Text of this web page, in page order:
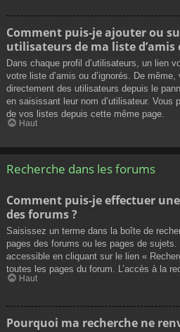
Comment puis-je ajouter ou
utilisateurs de ma liste d’amis
Dans chaque profil d’utilisateurs, un lien
votre liste d’amis ou d’ignorés. De
directement des utilisateurs depuis le
en saisissant leur nom d’utilisateur. Vous
de vos listes depuis cette même page.
Haut
Recherche dans les forums
Comment puis-je effectuer
des forums ?
Saisissez un terme dans la boîte de
pages des forums ou les pages de
accessible en cliquant sur le lien «
toutes les pages du forum. L’accès à la
Haut
Pourquoi ma recherche ne